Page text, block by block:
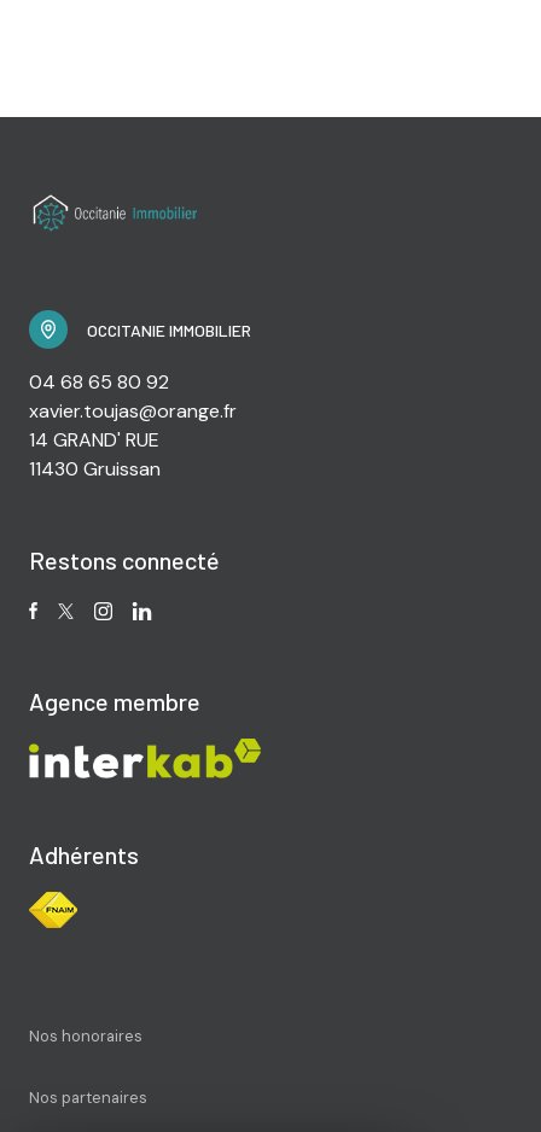
OCCITANIE IMMOBILIER
04 68 65 80 92
xavier.toujas@orange.fr
14 GRAND' RUE
11430 Gruissan
Restons connecté
Agence membre
Adhérents
Nos honoraires
Nos partenaires